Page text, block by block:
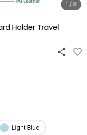
1 / 8
Holder Travel
Light Blue